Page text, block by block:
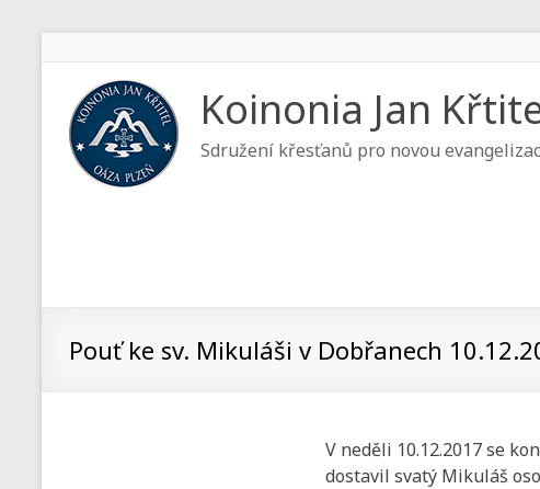
Koinonia Jan
Sdružení křesťanů pro novou
Pouť ke sv. Mikuláši v Dobřanech
V neděli 10.12.2017 se
dostavil svatý Mikuláš